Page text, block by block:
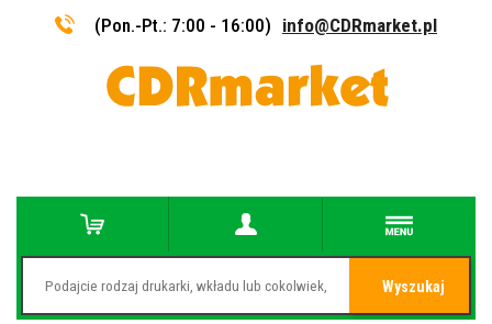
(Pon.-Pt.: 7:00 - 16:00) info@CDRmarket.pl
Wyszukaj